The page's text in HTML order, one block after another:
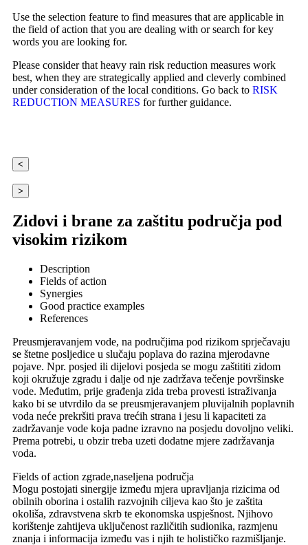
Use the selection feature to find measures that are applicable in
the field of action that you are dealing with or search for key
words you are looking for.
Please consider that heavy rain risk reduction measures work
best, when they are strategically applied and cleverly combined
under consideration of the local conditions. Go back to RISK
REDUCTION MEASURES for further guidance.
<
>
Zidovi i brane za zaštitu područja pod
visokim rizikom
Description
Fields of action
Synergies
Good practice examples
References
Preusmjeravanjem vode, na područjima pod rizikom sprječavaju
se štetne posljedice u slučaju poplava do razina mjerodavne
pojave. Npr. posjed ili dijelovi posjeda se mogu zaštititi zidom
koji okružuje zgradu i dalje od nje zadržava tečenje površinske
vode. Međutim, prije građenja zida treba provesti istraživanja
kako bi se utvrdilo da se preusmjeravanjem pluvijalnih poplavnih
voda neće prekršiti prava trećih strana i jesu li kapaciteti za
zadržavanje vode koja padne izravno na posjedu dovoljno veliki.
Prema potrebi, u obzir treba uzeti dodatne mjere zadržavanja
voda.
Fields of action zgrade,naseljena područja
Mogu postojati sinergije između mjera upravljanja rizicima od
obilnih oborina i ostalih razvojnih ciljeva kao što je zaštita
okoliša, zdravstvena skrb te ekonomska uspješnost. Njihovo
korištenje zahtijeva uključenost različitih sudionika, razmjenu
znanja i informacija između vas i njih te holističko razmišljanje.